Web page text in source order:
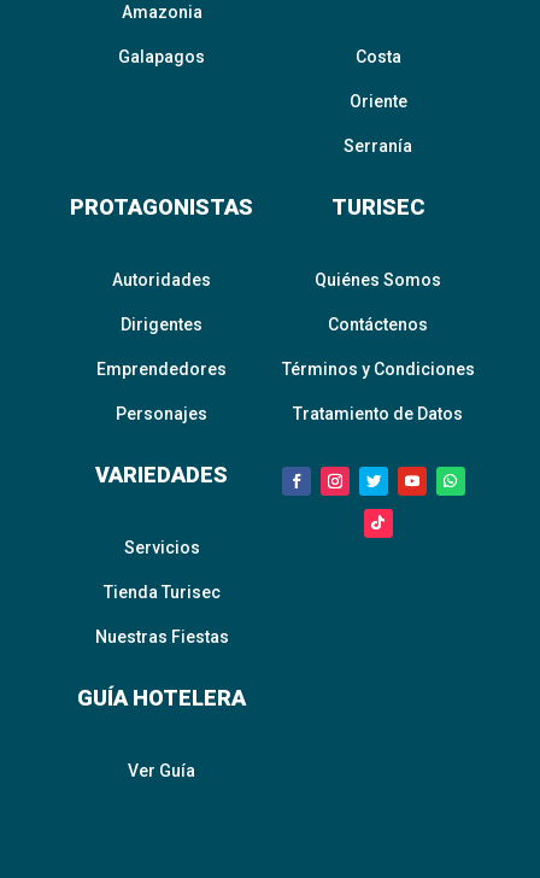
Amazonia
Galapagos Costa
Oriente
Serranía
PROTAGONISTAS
Autoridades
Dirigentes
Emprendedores
Personajes
VARIEDADES
Servicios
Tienda Turisec
Nuestras Fiestas
GUÍA HOTELERA
Ver Guía
TURISEC
Quiénes Somos
Contáctenos
Términos y Condiciones
Tratamiento de Datos